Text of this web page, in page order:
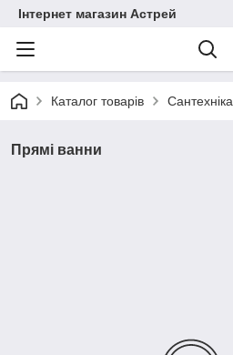
Інтернет магазин Астрей
Каталог товарів Сантехніка
Прямі ванни